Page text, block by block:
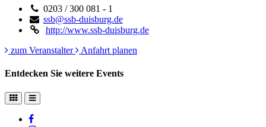
0203 / 300 081 - 1
ssb@ssb-duisburg.de
http://www.ssb-duisburg.de
zum Veranstalter
Anfahrt planen
Entdecken Sie weitere Events